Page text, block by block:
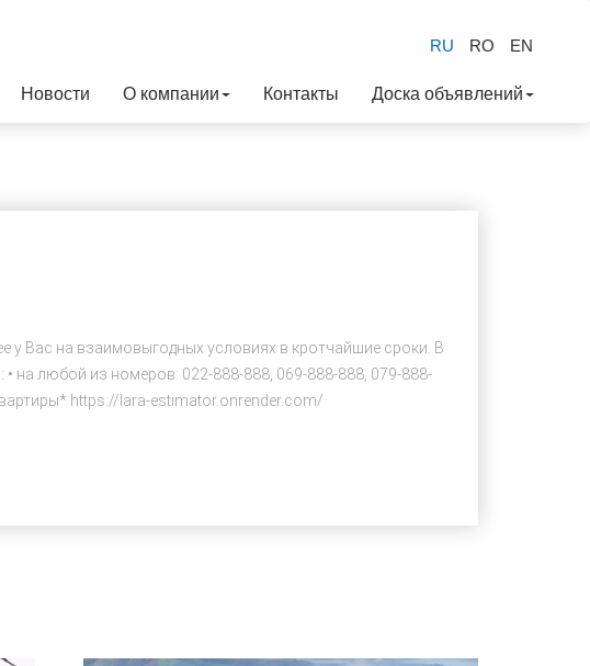
RU RO EN
Новости О компании Контакты Доска объявлений
Вас на взаимовыгодных условиях в кротчайшие сроки. В
любой из номеров: 022-888-888, 069-888-888, 079-888-
https://lara-estimator.onrender.com/